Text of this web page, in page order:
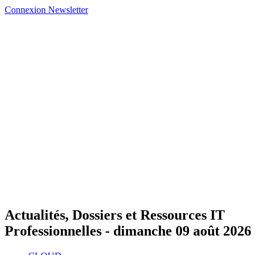
Connexion Newsletter
Actualités, Dossiers et Ressources IT
Professionnelles - dimanche 09 août 2026